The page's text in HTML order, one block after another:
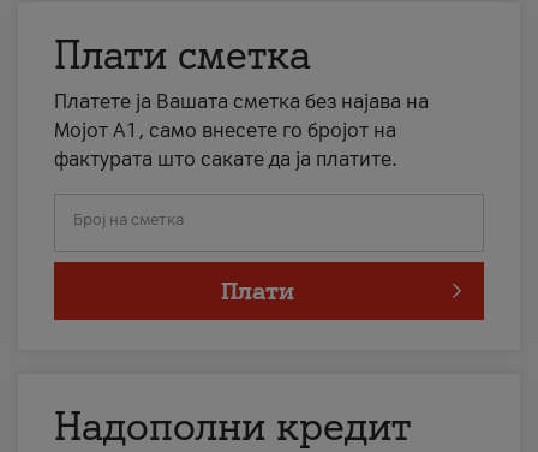
Плати сметка
Платете ја Вашата сметка без најава на
Мојот А1, само внесете го бројот на
фактурата што сакате да ја платите.
Број на сметка
Плати
Надополни кредит